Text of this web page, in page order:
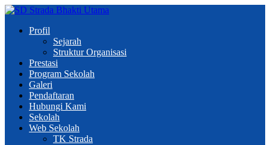
Profil
Sejarah
Struktur Organisasi
Prestasi
Program Sekolah
Galeri
Pendaftaran
Hubungi Kami
Sekolah
Web Sekolah
TK Strada